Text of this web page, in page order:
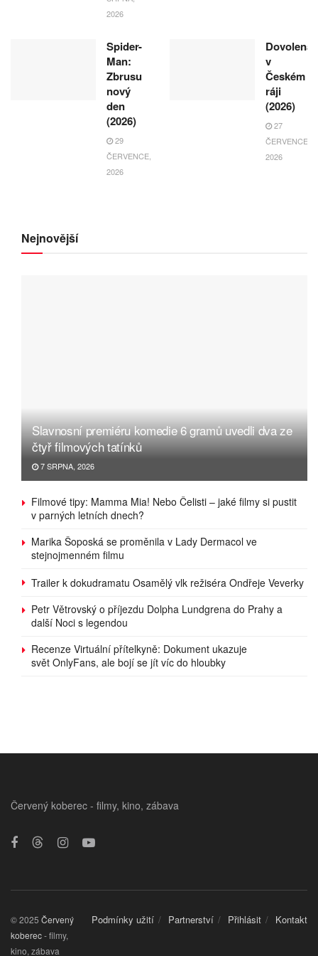
2026
Spider-
Man:
Zbrusu
nový
den
(2026)
29
ČERVENCE,
2026
Dovolená
v
Českém
ráji
(2026)
27
ČERVENCE,
2026
Nejnovější
Slavnosní premiéru komedie 6 gramů uvedli dva ze
čtyř filmových tatínků
7 SRPNA, 2026
Filmové tipy: Mamma Mia! Nebo Čelisti – jaké filmy si pustit
v parných letních dnech?
Marika Šoposká se proměnila v Lady Dermacol ve
stejnojmenném filmu
Trailer k dokudramatu Osamělý vlk režiséra Ondřeje Veverky
Petr Větrovský o příjezdu Dolpha Lundgrena do Prahy a
další Noci s legendou
Recenze Virtuální přítelkyně: Dokument ukazuje
svět OnlyFans, ale bojí se jít víc do hloubky
Červený koberec - filmy, kino, zábava
Podmínky užití Partnerství Přihlásit Kontakt
© 2025 Červený
koberec- filmy,
kino, zábava